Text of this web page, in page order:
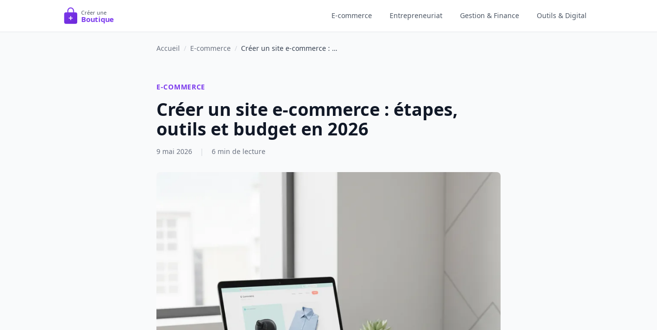
E-commerce Entrepreneuriat Gestion & Finance Outils & Digital
Accueil / E-commerce / Créer un site e-commerce : étapes, outils et budget en 2026
E-COMMERCE
Créer un site e-commerce : étapes,
outils et budget en 2026
9 mai 2026 | 6 min de lecture